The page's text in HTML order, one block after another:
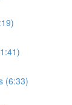
(6:33)